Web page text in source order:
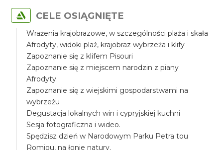
CELE OSIĄGNIĘTE
Wrażenia krajobrazowe, w szczególności plaża i skała
Afrodyty, widoki plaż, krajobraz wybrzeża i klify
Zapoznanie się z klifem Pisouri
Zapoznanie się z miejscem narodzin z piany
Afrodyty.
Zapoznanie się z wiejskimi gospodarstwami na
wybrzeżu
Degustacja lokalnych win i cypryjskiej kuchni
Sesja fotograficzna i wideo.
Spędzisz dzień w Narodowym Parku Petra tou
Romiou, na łonie natury.